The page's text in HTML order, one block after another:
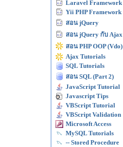
Laravel Framework
Yii PHP Framework
สอน jQuery
สอน jQuery กับ Ajax
สอน PHP OOP (Vdo)
Ajax Tutorials
SQL Tutorials
สอน SQL (Part 2)
JavaScript Tutorial
Javascript Tips
VBScript Tutorial
VBScript Validation
Microsoft Access
MySQL Tutorials
-- Stored Procedure